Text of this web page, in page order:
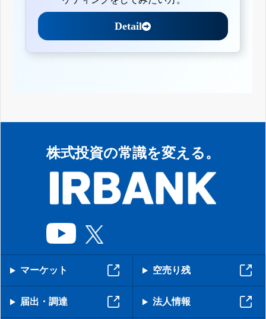
Detail
株式投資の常識を変える。
マーケット 空売り残
届出・調達 法人情報